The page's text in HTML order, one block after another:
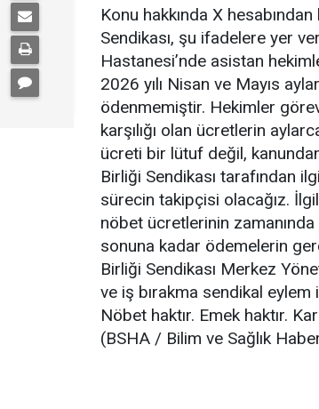
Konu hakkında X
Sendikası, şu ifadelere yer
Hastanesi’nde asistan
2026 yılı Nisan ve Mayıs
ödenmemiştir. Hekimler
karşılığı olan ücretlerin
ücreti bir lütuf değil,
Birliği Sendikası tarafından
sürecin takipçisi olacağız.
nöbet ücretlerinin
sonuna kadar ödemelerin
Birliği Sendikası Merkez
ve iş bırakma sendikal
Nöbet haktır. Emek haktır.
(BSHA / Bilim ve Sağlık